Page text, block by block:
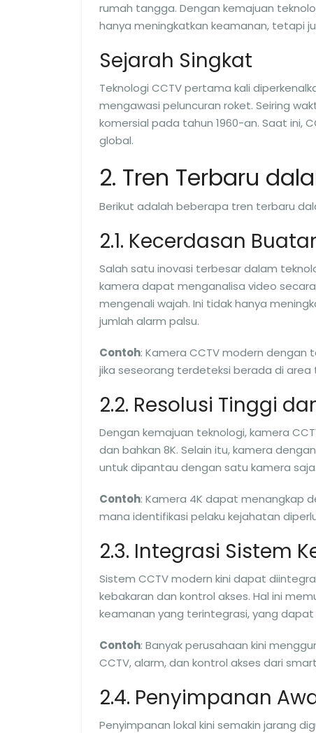
rumah tangga. Dengan kemajuan
hanya meningkatkan keamanan, tetapi
Sejarah Singkat
Teknologi CCTV pertama kali
mengawasi peluncuran roket. Seiring
komersial pada tahun 1960-an. Saat ini,
global.
2. Tren Terbaru
Berikut adalah beberapa tren terbaru
2.1. Kecerdasan
Salah satu inovasi terbesar dalam
kamera dapat menganalisa video
mengenali wajah. Ini tidak hanya
jumlah alarm palsu.
Contoh: Kamera CCTV modern
jika seseorang terdeteksi berada di area
2.2. Resolusi Tinggi
Dengan kemajuan teknologi, kamera
dan bahkan 8K. Selain itu, kamera
untuk dipantau dengan satu kamera saja.
Contoh: Kamera 4K dapat menangkap
mana identifikasi pelaku kejahatan
2.3. Integrasi Sistem
Sistem CCTV modern kini dapat
kebakaran dan kontrol akses. Hal ini
keamanan yang terintegrasi, yang
Contoh: Banyak perusahaan kini
CCTV, alarm, dan kontrol akses dari
2.4. Penyimpanan
Penyimpanan lokal kini semakin jarang